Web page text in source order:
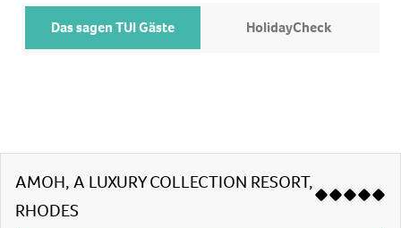
Das sagen TUI Gäste HolidayCheck
AMOH, A LUXURY COLLECTION RESORT,
RHODES